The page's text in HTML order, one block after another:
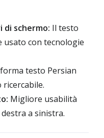
di schermo: Il testo
usato con tecnologie
testo Persian
Migliore usabilità
a sinistra.